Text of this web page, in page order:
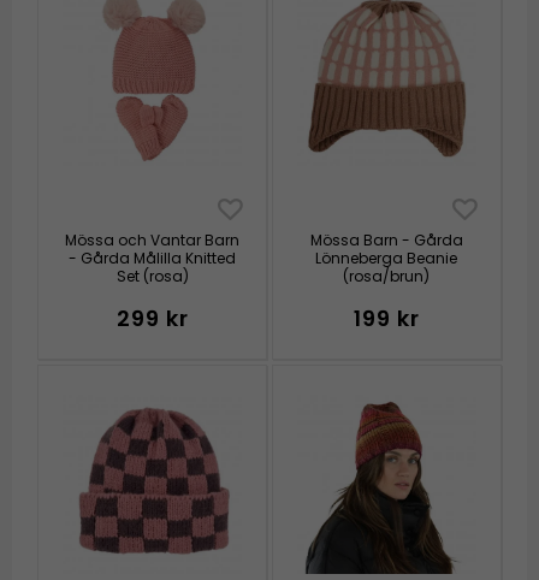
Mössa och Vantar Barn
- Gårda Målilla Knitted
Set (rosa)
299 kr
Mössa Barn - Gårda
Lönneberga Beanie
(rosa/brun)
199 kr